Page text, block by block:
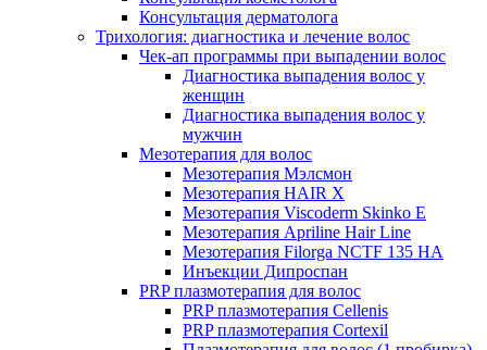
Консультация дерматолога
Трихология: диагностика и лечение волос
Чек-ап программы при выпадении волос
Диагностика выпадения волос у
женщин
Диагностика выпадения волос у
мужчин
Мезотерапия для волос
Мезотерапия Мэлсмон
Мезотерапия HAIR X
Мезотерапия Viscoderm Skinko E
Мезотерапия Apriline Hair Line
Мезотерапия Filorga NCTF 135 HA
Инъекции Дипроспан
PRP плазмотерапия для волос
PRP плазмотерапия Cellenis
PRP плазмотерапия Cortexil